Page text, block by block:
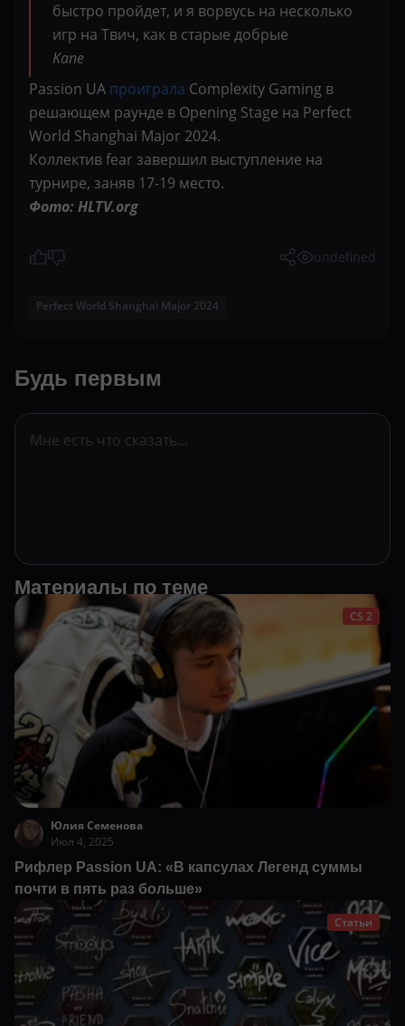
быстро пройдет, и я ворвусь на несколько
игр на Твич, как в старые добрые
Kane
Passion UA проиграла Complexity Gaming в
решающем раунде в Opening Stage на Perfect
World Shanghai Major 2024.
Коллективfear завершил выступление на
турнире, заняв 17-19 место.
Фото: HLTV.org
undefined
Perfect World Shanghai Major 2024
Будь первым
Материалы по теме
CS 2
Юлия Семенова
Июл 4, 2025
Рифлер Passion UA: «В капсулах Легенд суммы
почти в пять раз больше»
Статьи